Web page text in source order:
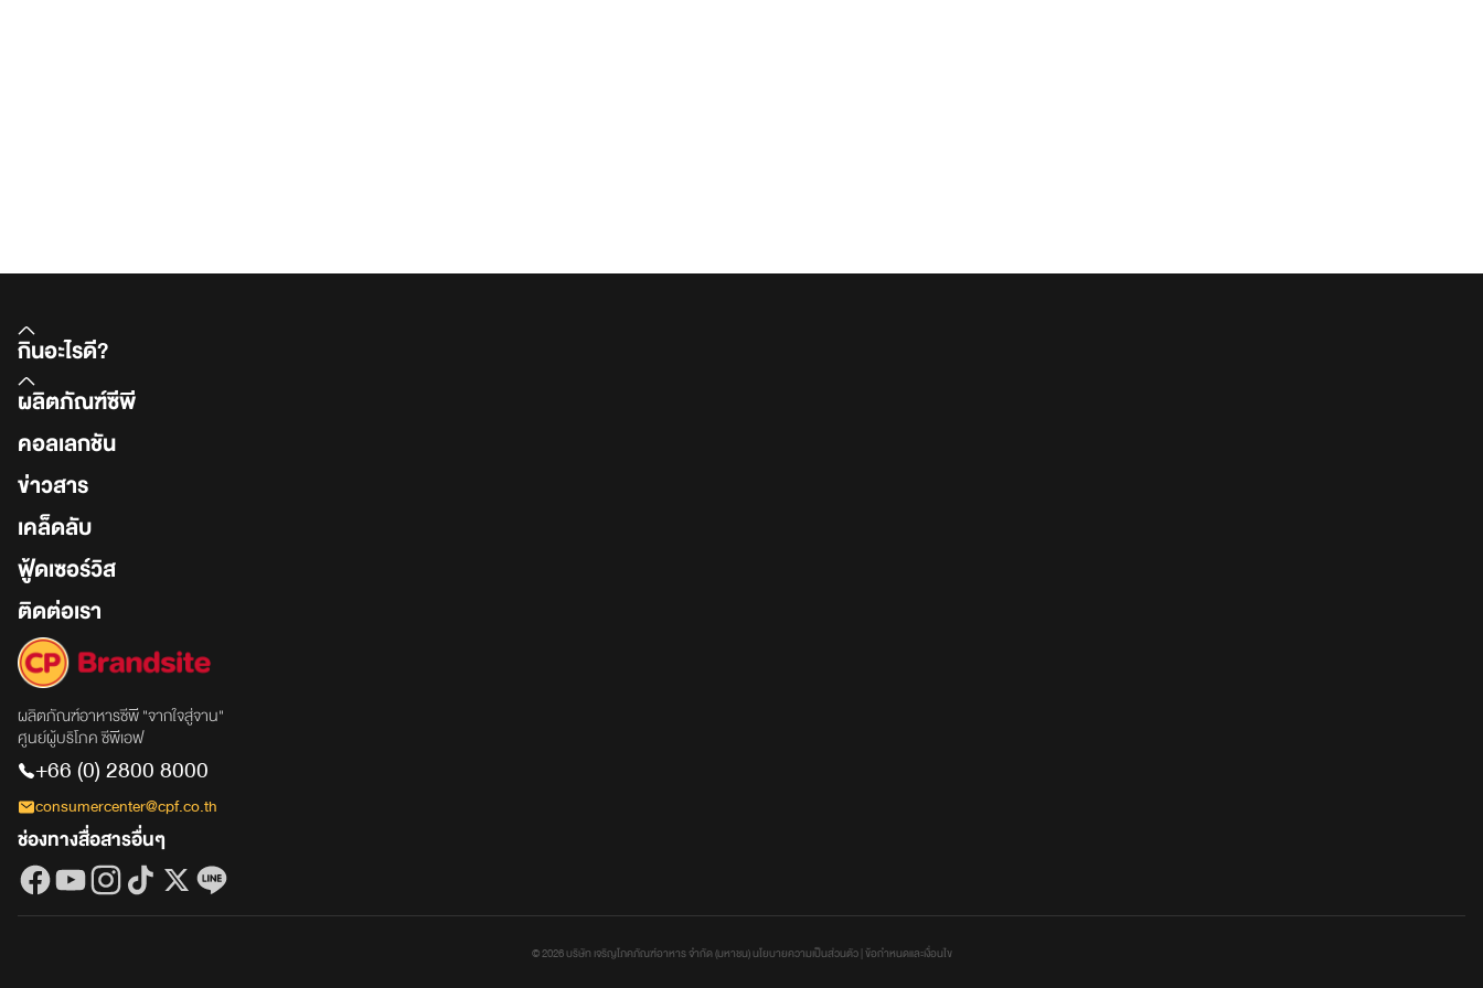
กินอะไรดี?
ผลิตภัณฑ์ซีพี
คอลเลกชัน
ข่าวสาร
เคล็ดลับ
ฟู้ดเซอร์วิส
ติดต่อเรา
ผลิตภัณฑ์อาหารซีพี "จากใจสู่จาน"
ศูนย์ผู้บริโภค ซีพีเอฟ
+66 (0) 2800 8000
consumercenter@cpf.co.th
ช่องทางสื่อสารอื่นๆ
©2026บริษัท เจริญโภคภัณฑ์อาหาร จำกัด (มหาชน)นโยบายความเป็นส่วนตัว|ข้อกำหนดและเงื่อนไข